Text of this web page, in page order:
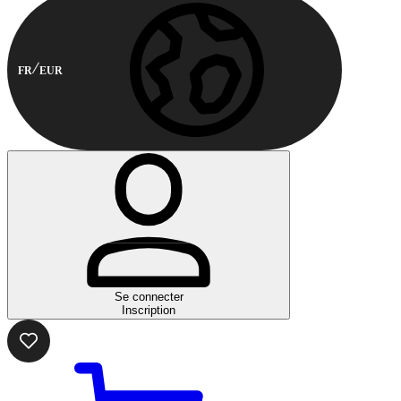
FR EUR
Se connecter
Inscription